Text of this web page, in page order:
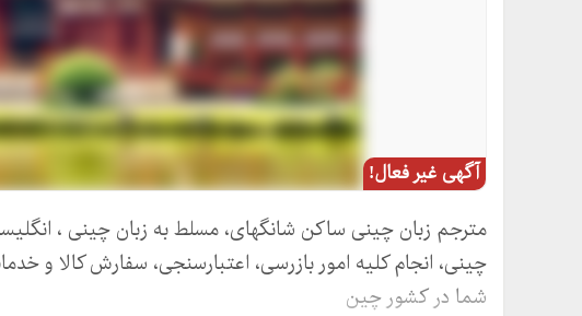
آگهی غیر فعال!
مترجم زبان چینی ساکن شانگهای، مسلط به زبان چینی ،
چینی، انجام کلیه امور بازرسی، اعتبارسنجی، سفارش کالا و
شما در کشور چین